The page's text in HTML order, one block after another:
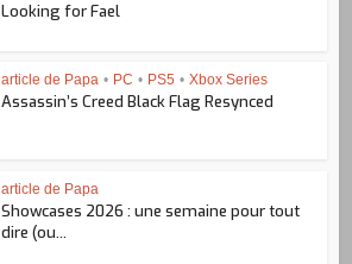
Looking for Fael
article de Papa • PC • PS5 • Xbox Series
Assassin’s Creed Black Flag Resynced
article de Papa
Showcases 2026 : une semaine pour tout
dire (ou...